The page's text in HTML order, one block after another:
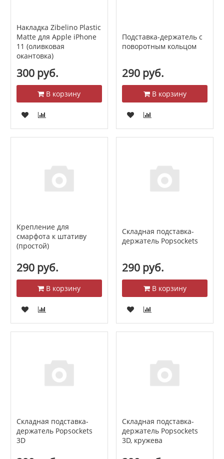
Накладка Zibelino Plastic
Matte для Apple iPhone
11 (оливковая
окантовка)
300 руб.
В корзину
Подставка-держатель с
поворотным кольцом
290 руб.
В корзину
Крепление для
смарфота к штативу
(простой)
290 руб.
В корзину
Складная подставка-
держатель Popsockets
290 руб.
В корзину
Складная подставка-
держатель Popsockets
3D
Складная подставка-
держатель Popsockets
3D, кружева